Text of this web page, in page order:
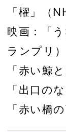
「櫂」（
映画：「
ランプリ）
「赤い鯨
「出口の
「赤い橋